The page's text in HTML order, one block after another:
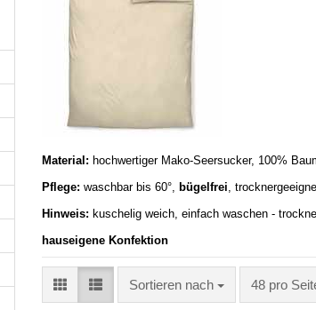
Material: hochwertiger Mako-Seersucker, 100%
Pflege: waschbar bis 60°, bügelfrei,
Hinweis: kuschelig weich, einfach waschen -
hauseigene Konfektion
Sortieren nach 48 pro